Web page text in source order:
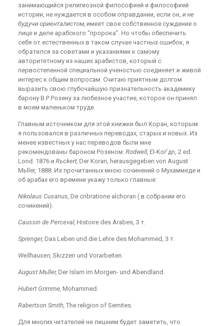
занимающийся религиозной философией и философией
истории, не нуждается в особом оправдании, если он, и не
будучи ориенталистом, имеет свое собственное суждение о
лице и деле арабского “пророка”. Но чтобы обеспечить
себя от естественных в таком случае частных ошибок, я
обратился за советами и указаниями к самому
авторитетному из наших арабистов, который с
первостепенной специальной ученостью соединяет и живой
интерес к общим вопросам. Считаю приятным долгом
выразить свою глубочайшую признательность академику
барону В.Р.Розену за любезное участие, которое он принял
в моем маленьком труде.
Главным источником для этой книжки был Коран, которым
я пользовался в различных переводах, старых и новых. Из
менее известных у нас переводов были мне
рекомендованы бароном Розеном: Rodwell, El-Kor’дn, 2 ed.
Lond. 1876 и Rьckert, Der Koran, herausgegeben von August
Mьller, 1888. Из прочитанных мною сочинений о Мухаммеде и
об арабах его времени укажу только глав­ные:
Nikolaus Cusanus, De cribratione alchoran ( в собра­нии его
сочинений).
Caussin de Perceval, Histoire des Arabes, 3 т.
Sprenger, Das Leben und die Lehre des Mohammed, 3 т.
Wellhausen, Skizzen und Vorarbeiten.
August Mьller, Der Islam im Morgen- und Abendland.
Hubert Grimme, Mohammed.
Rabertson Smith, The religion of Semites.
Для многих читателей не лишним будет заметить, что